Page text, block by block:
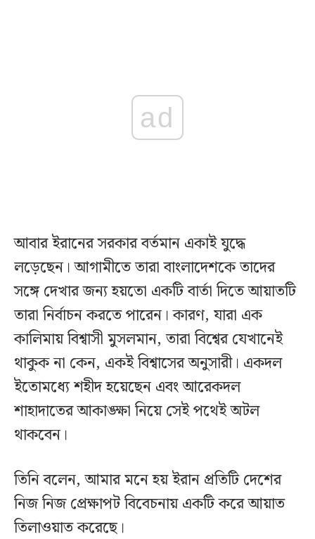
ad
আবার ইরানের সরকার বর্তমান একাই যুদ্ধে
লড়েছেন। আগামীতে তারা বাংলাদেশকে তাদের
সঙ্গে দেখার জন্য হয়তো একটি বার্তা দিতে আয়াতটি
তারা নির্বাচন করতে পারেন। কারণ, যারা এক
কালিমায় বিশ্বাসী মুসলমান, তারা বিশ্বের যেখানেই
থাকুক না কেন, একই বিশ্বাসের অনুসারী। একদল
ইতোমধ্যে শহীদ হয়েছেন এবং আরেকদল
শাহাদাতের আকাঙ্ক্ষা নিয়ে সেই পথেই অটল
থাকবেন।
তিনি বলেন, আমার মনে হয় ইরান প্রতিটি দেশের
নিজ নিজ প্রেক্ষাপট বিবেচনায় একটি করে আয়াত
তিলাওয়াত করেছে।